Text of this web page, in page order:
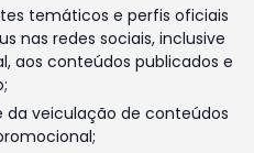
temáticos e perfis oficiais
nas redes sociais, inclusive
aos conteúdos publicados e
da veiculação de conteúdos